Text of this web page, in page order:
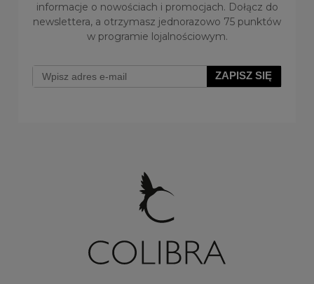
Naszyjnik z monetką by Klaudia Nieścior
(C25/KN/03AU)
179,00 zł Do koszyka
informacje o nowościach i promocjach. Dołącz do
newslettera, a otrzymasz jednorazowo 75 punktów
w programie lojalnościowym.
ZAPISZ SIĘ